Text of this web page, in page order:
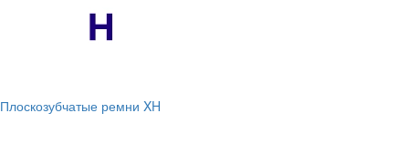
Плоскозубчатые ремни XH